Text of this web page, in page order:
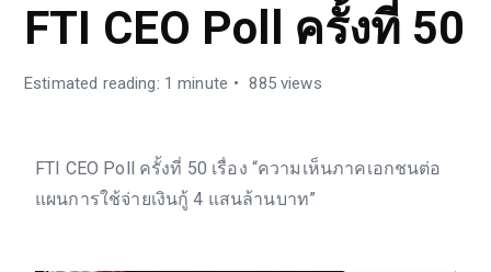
FTI CEO Poll ครั้งที่ 50
Estimated reading: 1 minute 885 views
FTI CEO Poll ครั้งที่ 50 เรื่อง “ความเห็นภาคเอกชนต่อ
แผนการใช้จ่ายเงินกู้ 4 แสนล้านบาท”